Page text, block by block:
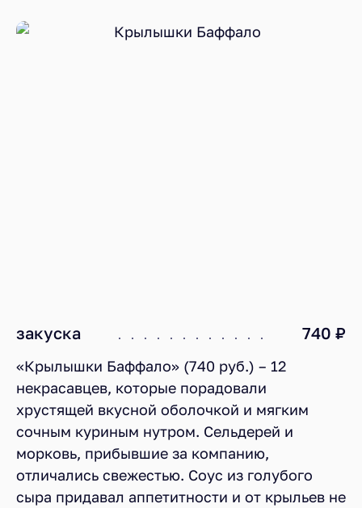
закуска 740 ₽
«Крылышки Баффало» (740 руб.) – 12
некрасавцев, которые порадовали
хрустящей вкусной оболочкой и мягким
сочным куриным нутром. Сельдерей и
морковь, прибывшие за компанию,
отличались свежестью. Соус из голубого
сыра придавал аппетитности и от крыльев не